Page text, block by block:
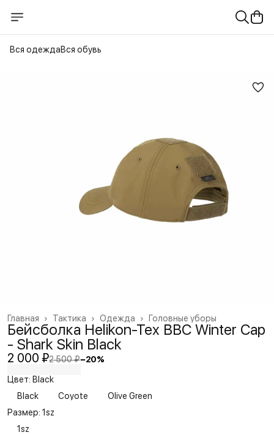
Вся одеждаВся обувь
Головные уборы
Одежда ›
Тактика ›
Главная ›
Бейсболка Helikon-Tex BBC Winter Cap
- Shark Skin Black
2 000 ₽2 500 ₽−20%
Цвет: Black
Black
Coyote
Olive Green
Размер: 1sz
1sz